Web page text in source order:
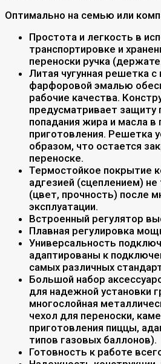
Оптимально на семью или
Простота и легкость в
транспортировке и
переноски ручка
Литая чугунная решетка
фарфоровой эмалью
рабочие качества.
предусматривает защиту
попадания жира и масла в
приготовления. Решетка
образом, что остается
переноске.
Термостойкое покрытие
адгезией (сцеплением) не
(цвет, прочность) после
эксплуатации.
Встроенный регулятор
Плавная регулировка
Универсальность
адаптированы к
самых различных
Большой набор
для надежной установки
многослойная
чехол для переноски,
приготовления пиццы,
типов газовых баллонов).
Готовность к работе